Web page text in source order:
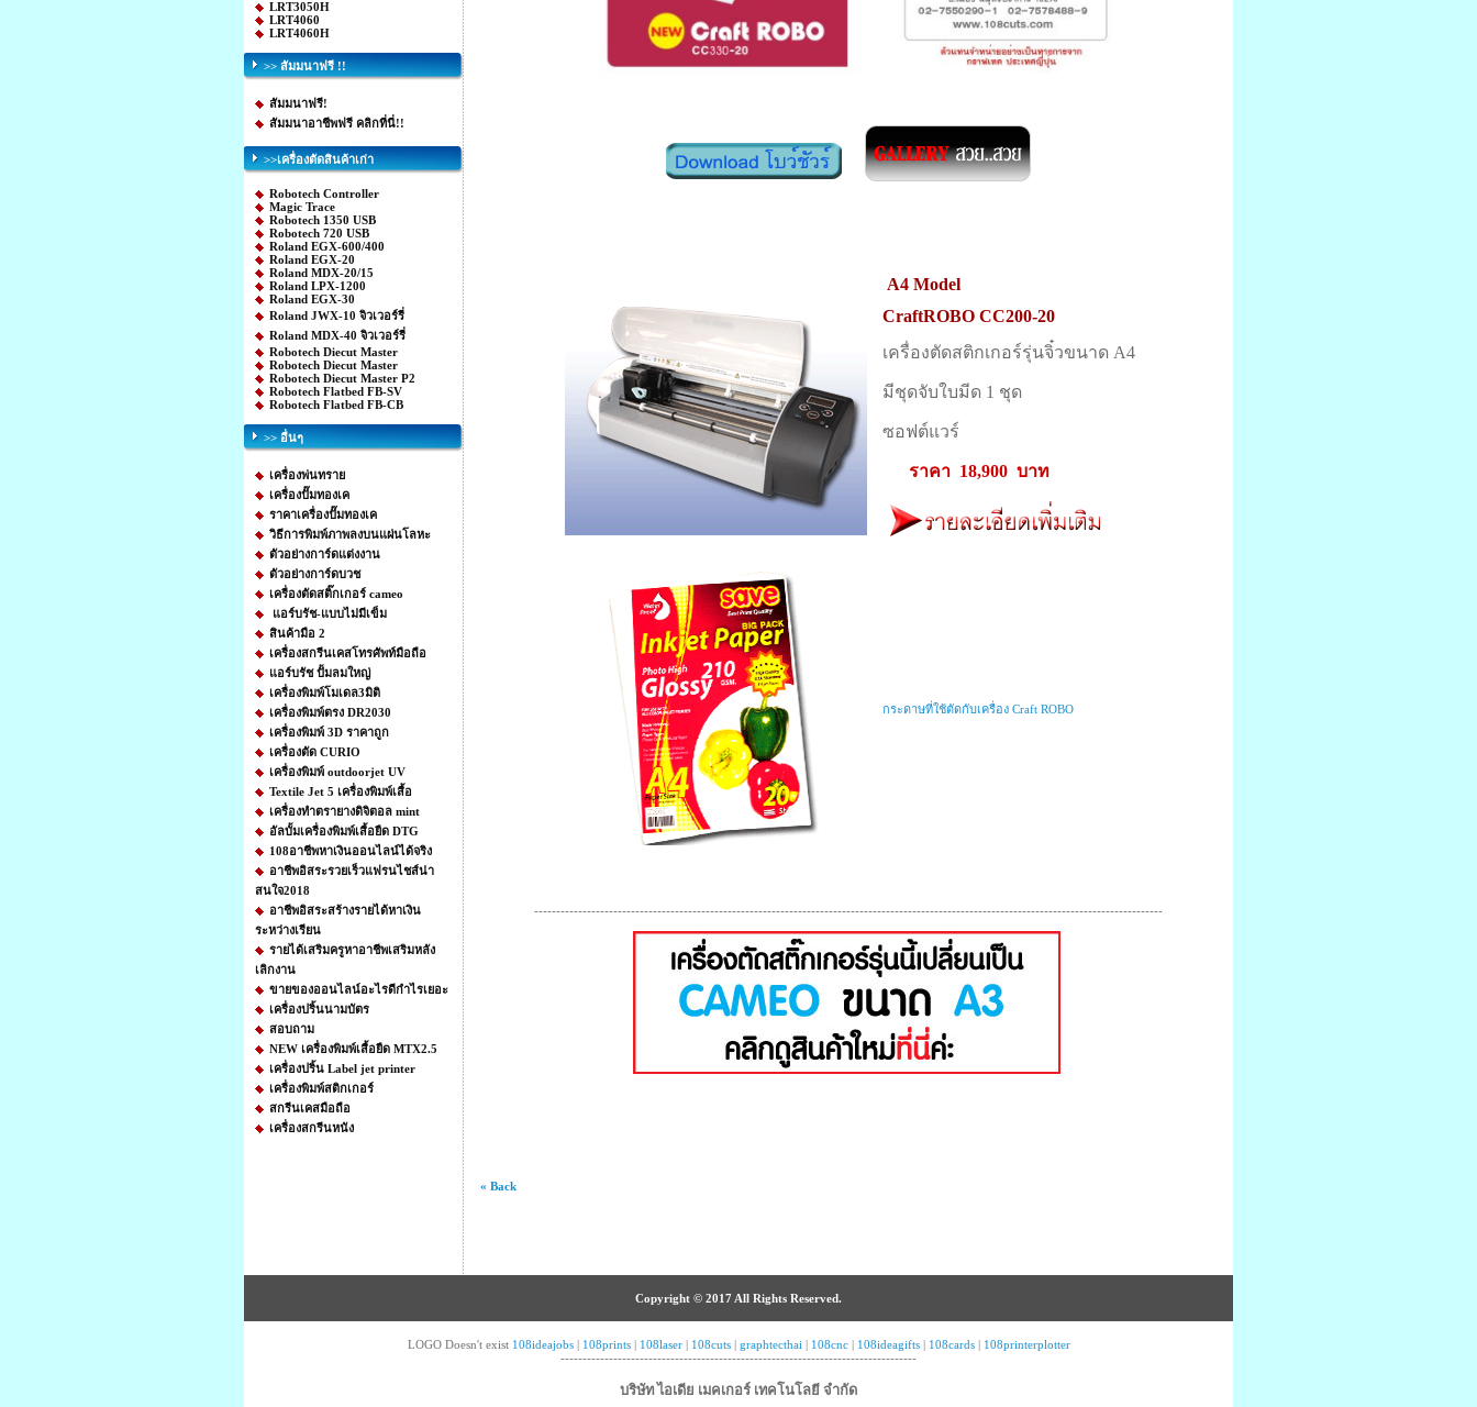
LRT3050H
LRT4060
LRT4060H
>> สัมมนาฟรี !!
สัมมนาฟรี!
สัมมนาอาชีพฟรี คลิกที่นี่!!
>>เครื่องตัดสินค้าเก่า
Robotech Controller
Magic Trace
Robotech 1350 USB
Robotech 720 USB
Roland EGX-600/400
Roland EGX-20
Roland MDX-20/15
Roland LPX-1200
Roland EGX-30
Roland JWX-10 จิวเวอร์รี่
Roland MDX-40 จิวเวอร์รี่
Robotech Diecut Master
Robotech Diecut Master
Robotech Diecut Master P2
Robotech Flatbed FB-SV
Robotech Flatbed FB-CB
>> อื่นๆ
เครื่องพ่นทราย
เครื่องปั๊มทองเค
ราคาเครื่องปั๊มทองเค
วิธีการพิมพ์ภาพลงบนแผ่นโลหะ
ตัวอย่างการ์ดแต่งงาน
ตัวอย่างการ์ดบวช
เครื่องตัดสติ๊กเกอร์ cameo
แอร์บรัช-แบบไม่มีเข็ม
สินค้ามือ 2
เครื่องสกรีนเคสโทรศัพท์มือถือ
แอร์บรัช ปั้มลมใหญ่
เครื่องพิมพ์โมเดล3มิติ
เครื่องพิมพ์ตรง DR2030
เครื่องพิมพ์ 3D ราคาถูก
เครื่องตัด CURIO
เครื่องพิมพ์ outdoorjet UV
Textile Jet 5 เครื่องพิมพ์เสื้อ
เครื่องทำตรายางดิจิตอล mint
อัลบั้มเครื่องพิมพ์เสื้อยืด DTG
108อาชีพหาเงินออนไลน์ได้จริง
อาชีพอิสระรวยเร็วแฟรนไชส์น่า
สนใจ2018
อาชีพอิสระสร้างรายได้หาเงิน
ระหว่างเรียน
รายได้เสริมครูหาอาชีพเสริมหลัง
เลิกงาน
ขายของออนไลน์อะไรดีกําไรเยอะ
เครื่องปริ้นนามบัตร
สอบถาม
NEW เครื่องพิมพ์เสื้อยืด MTX2.5
เครื่องปริ้น Label jet printer
เครื่องพิมพ์สติกเกอร์
สกรีนเคสมือถือ
เครื่องสกรีนหนัง
A4 Model
CraftROBO CC200-20
เครื่องตัดสติกเกอร์รุ่นจิ๋วขนาด A4
มีชุดจับใบมีด 1 ชุด
ซอฟต์แวร์
ราคา 18,900 บาท
กระดาษที่ใช้ตัดกับเครื่อง Craft ROBO
-----------------------------------------------------------------------------------------------------------------------------------------------
« Back
Copyright © 2017 All Rights Reserved.
LOGO Doesn't exist 108ideajobs| 108prints| 108laser| 108cuts| graphtecthai | 108cnc| 108ideagifts| 108cards| 108printerplotter
---------------------------------------------------------------------------------
บริษัท ไอเดีย เมคเกอร์ เทคโนโลยี จำกัด